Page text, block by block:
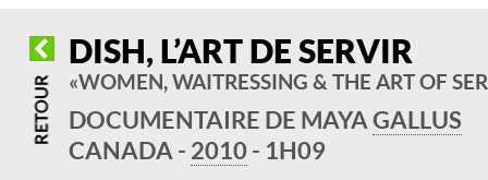
DISH, L’ART DE SERVIR
« WOMEN, WAITRESSING & THE ART OF
DOCUMENTAIRE DE MAYAGALLUS
CANADA - 2010- 1H09